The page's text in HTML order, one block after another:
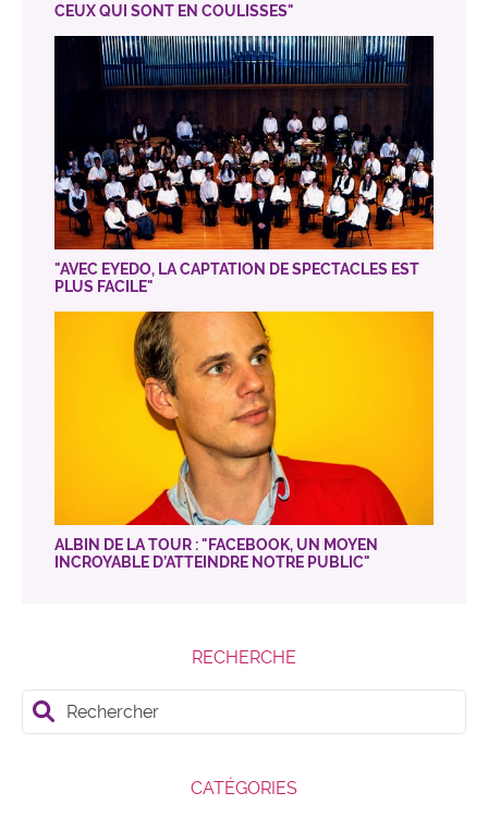
RECHERCHE
Rechercher
CATÉGORIES
CEUX QUI SONT EN COULISSES"
"AVEC EYEDO, LA CAPTATION DE SPECTACLES EST
PLUS FACILE"
ALBIN DE LA TOUR : "FACEBOOK, UN MOYEN
INCROYABLE D’ATTEINDRE NOTRE PUBLIC"